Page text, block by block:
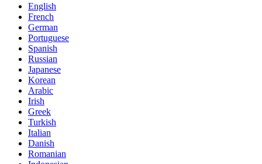
English
French
German
Portuguese
Spanish
Russian
Japanese
Korean
Arabic
Irish
Greek
Turkish
Italian
Danish
Romanian